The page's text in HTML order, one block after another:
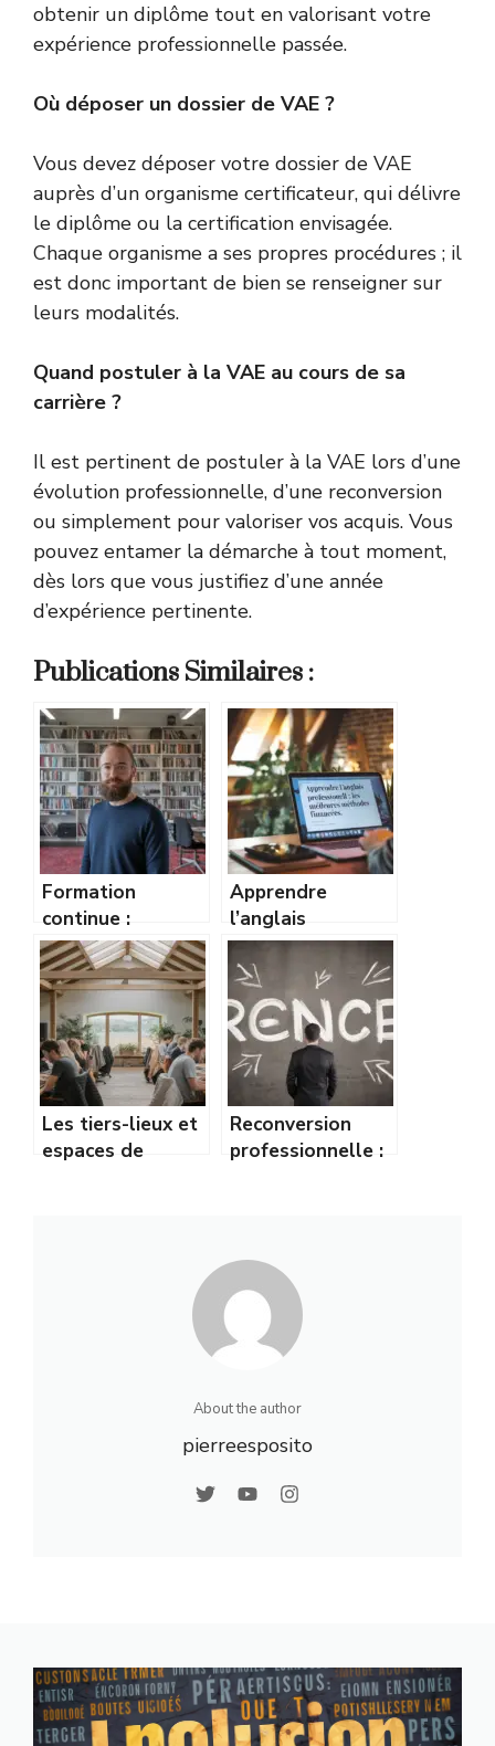
obtenir un diplôme tout en valorisant votre
expérience professionnelle passée.
Où déposer un dossier de VAE ?
Vous devez déposer votre dossier de VAE
auprès d’un organisme certificateur, qui délivre
le diplôme ou la certification envisagée.
Chaque organisme a ses propres procédures ; il
est donc important de bien se renseigner sur
leurs modalités.
Quand postuler à la VAE au cours de sa
carrière ?
Il est pertinent de postuler à la VAE lors d’une
évolution professionnelle, d’une reconversion
ou simplement pour valoriser vos acquis. Vous
pouvez entamer la démarche à tout moment,
dès lors que vous justifiez d’une année
d’expérience pertinente.
Publications Similaires :
Formation
continue :
comment rester
compétitif sur le
marché du travail
?
Apprendre
l’anglais
professionnel :
les meilleures
méthodes
financées
Les tiers-lieux et
espaces de
Reconversion
professionnelle :
About the author
pierreesposito